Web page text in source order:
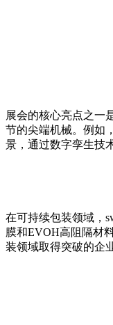
展会的核心亮点之一
节的尖端机械。例如
景，通过数字孪生技
在可持续包装领域，
膜和EVOH高阻隔材
装领域取得突破的企